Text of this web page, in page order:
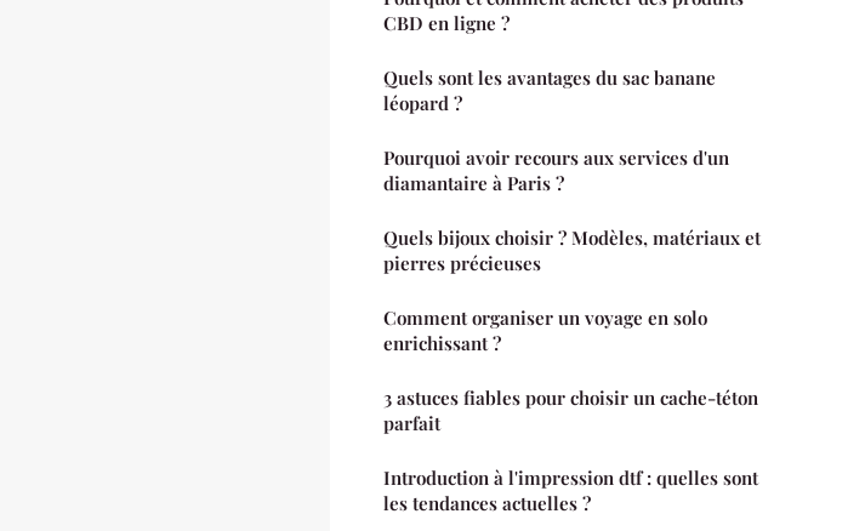
CBD en ligne ?
Quels sont les avantages du sac banane
léopard ?
Pourquoi avoir recours aux services d'un
diamantaire à Paris ?
Quels bijoux choisir ? Modèles, matériaux et
pierres précieuses
Comment organiser un voyage en solo
enrichissant ?
3 astuces fiables pour choisir un cache-téton
parfait
Introduction à l'impression dtf : quelles sont
les tendances actuelles ?